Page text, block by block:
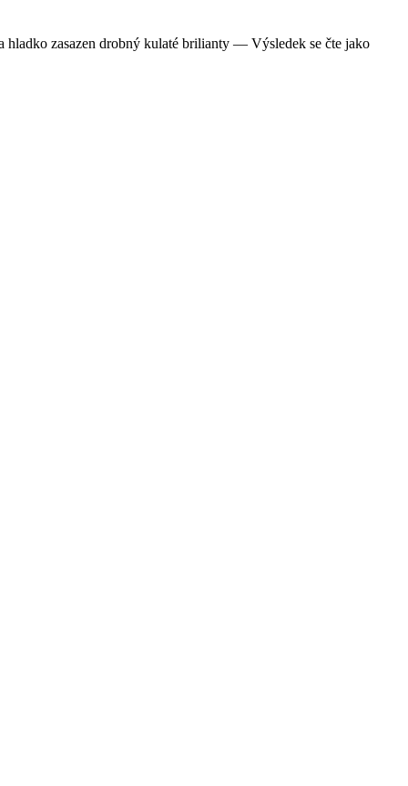
hladko zasazen drobný kulaté brilianty — Výsledek se čte jako